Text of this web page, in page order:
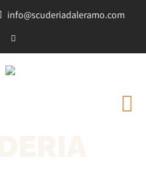
info@scuderiadaleramo.com